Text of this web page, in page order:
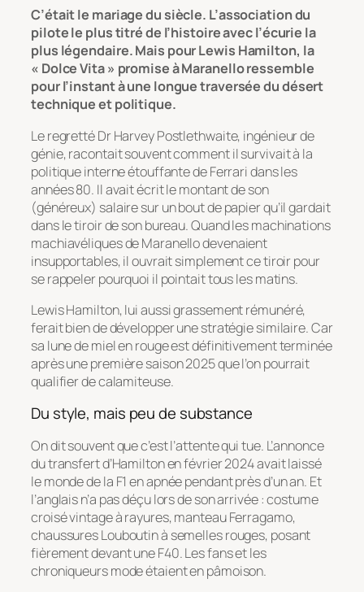
C’était le mariage du siècle. L’association du
pilote le plus titré de l’histoire avec l’écurie la
plus légendaire. Mais pour Lewis Hamilton, la
« Dolce Vita » promise à Maranello ressemble
pour l’instant à une longue traversée du désert
technique et politique.
Le regretté Dr Harvey Postlethwaite, ingénieur de
génie, racontait souvent comment il survivait à la
politique interne étouffante de Ferrari dans les
années 80. Il avait écrit le montant de son
(généreux) salaire sur un bout de papier qu’il gardait
dans le tiroir de son bureau. Quand les machinations
machiavéliques de Maranello devenaient
insupportables, il ouvrait simplement ce tiroir pour
se rappeler pourquoi il pointait tous les matins.
Lewis Hamilton, lui aussi grassement rémunéré,
ferait bien de développer une stratégie similaire. Car
sa lune de miel en rouge est définitivement terminée
après une première saison 2025 que l’on pourrait
qualifier de calamiteuse.
Du style, mais peu de substance
On dit souvent que c’est l’attente qui tue. L’annonce
du transfert d’Hamilton en février 2024 avait laissé
le monde de la F1 en apnée pendant près d’un an. Et
l’anglais n’a pas déçu lors de son arrivée : costume
croisé vintage à rayures, manteau Ferragamo,
chaussures Louboutin à semelles rouges, posant
fièrement devant une F40. Les fans et les
chroniqueurs mode étaient en pâmoison.